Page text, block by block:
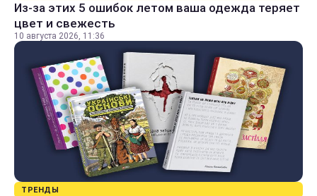
Из-за этих 5 ошибок летом ваша одежда теряет
цвет и свежесть
10 августа 2026, 11:36
ТРЕНДЫ